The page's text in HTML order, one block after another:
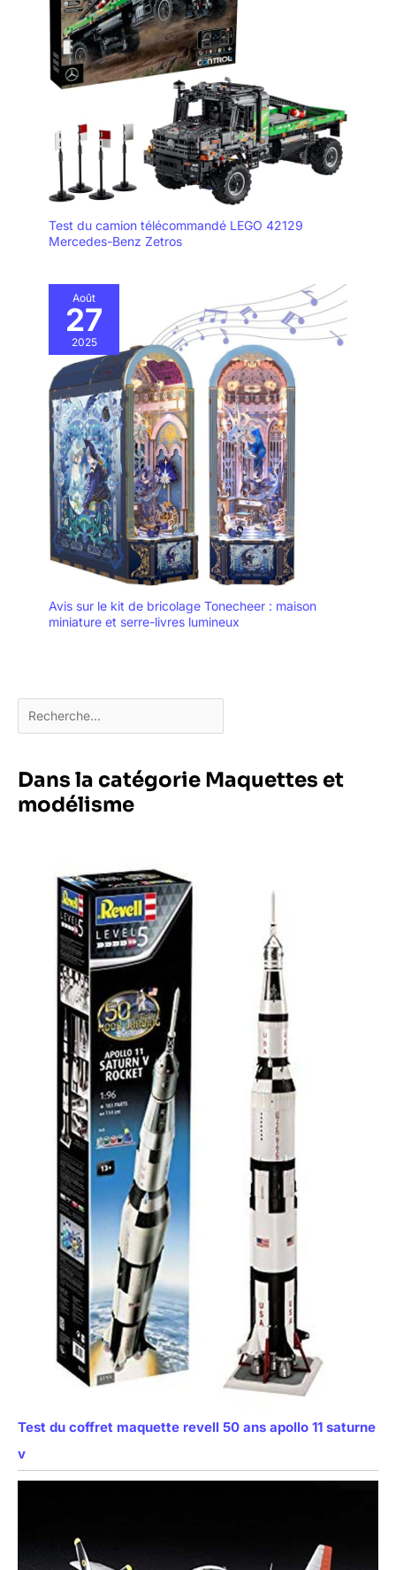
Test du camion télécommandé LEGO 42129
Mercedes-Benz Zetros
Août
27
2025
Avis sur le kit de bricolage Tonecheer : maison
miniature et serre-livres lumineux
Dans la catégorie Maquettes et
modélisme
Test du coffret maquette revell 50 ans apollo 11 saturne
v